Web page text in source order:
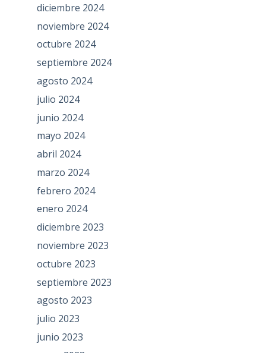
diciembre 2024
noviembre 2024
octubre 2024
septiembre 2024
agosto 2024
julio 2024
junio 2024
mayo 2024
abril 2024
marzo 2024
febrero 2024
enero 2024
diciembre 2023
noviembre 2023
octubre 2023
septiembre 2023
agosto 2023
julio 2023
junio 2023